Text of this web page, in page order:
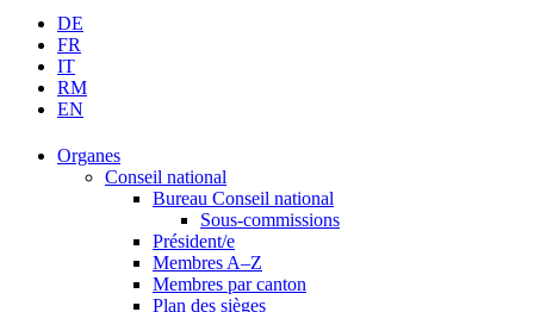
DE
FR
IT
RM
EN
Organes
Conseil national
Bureau Conseil national
Sous-commissions
Président/e
Membres A–Z
Membres par canton
Plan des sièges